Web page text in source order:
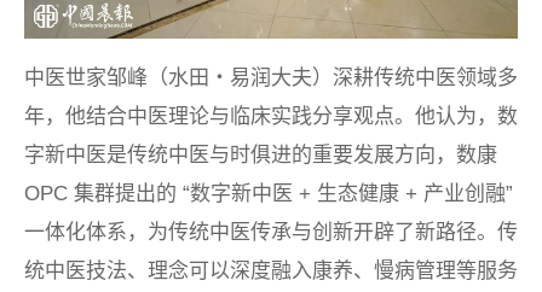
中医世家邹峰（水田・易润大夫）深耕传统中医领域多
年，他结合中医理论与临床实践分享观点。他认为，数
字新中医是传统中医与时俱进的重要发展方向，数康
OPC 集群提出的 “数字新中医 + 生态健康 + 产业创融”
一体化体系，为传统中医传承与创新开辟了新路径。传
统中医技法、理念可以深度融入康养、慢病管理等服务